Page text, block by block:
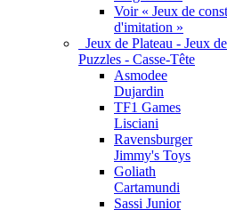
Voir « Jeux de
d'imitation »
Jeux de Plateau - Jeux
Puzzles - Casse-Tête
Asmodee
Dujardin
TF1 Games
Lisciani
Ravensburger
Jimmy's Toys
Goliath
Cartamundi
Sassi Junior